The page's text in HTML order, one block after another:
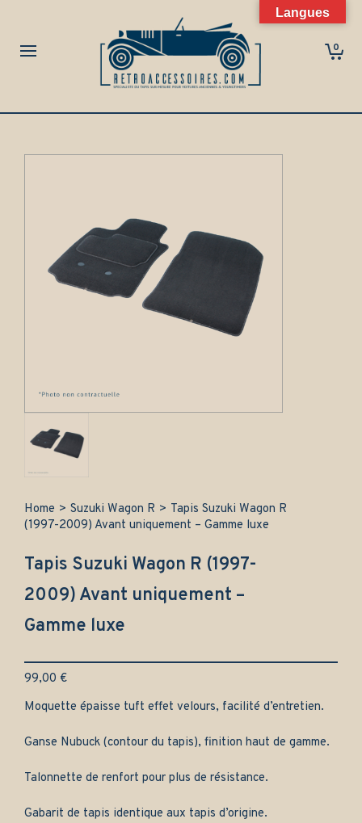
0
Home > Suzuki Wagon R > Tapis Suzuki Wagon R
(1997-2009) Avant uniquement – Gamme luxe
Tapis Suzuki Wagon R (1997-
2009) Avant uniquement –
Gamme luxe
99,00 €
Moquette épaisse tuft effet velours, facilité d’entretien.
Ganse Nubuck (contour du tapis), finition haut de gamme.
Talonnette de renfort pour plus de résistance.
Gabarit de tapis identique aux tapis d’origine.
Langues